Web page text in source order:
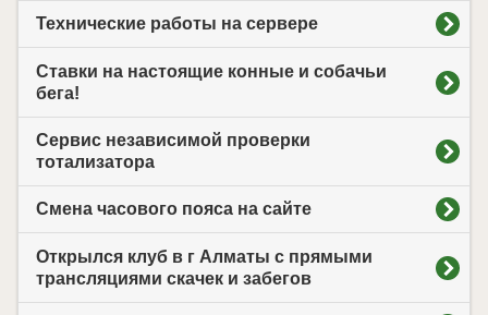
Технические работы на сервере
Ставки на настоящие конные и собачьи
бега!
Сервис независимой проверки
тотализатора
Смена часового пояса на сайте
Открылся клуб в г Алматы с прямыми
трансляциями скачек и забегов